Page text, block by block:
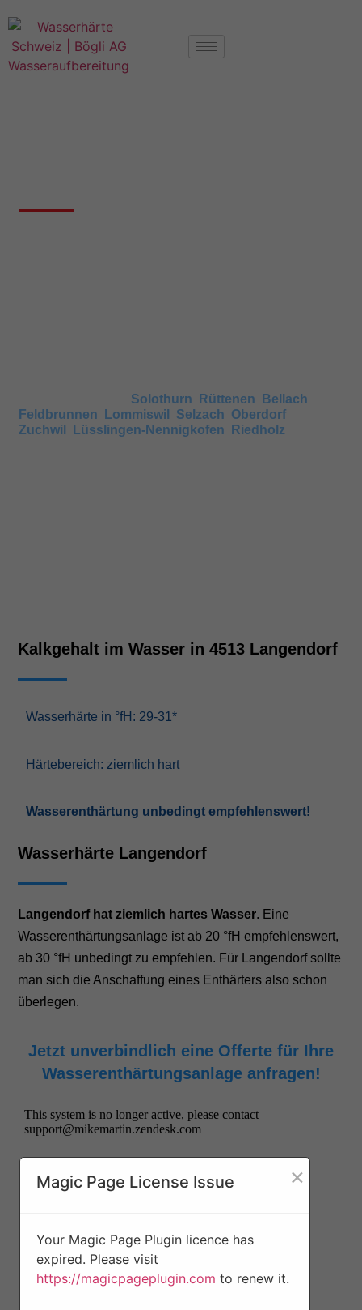
Solothurn Rüttenen Bellach
Feldbrunnen
Lommiswil Selzach Oberdorf
Zuchwil
Lüsslingen-Nennigkofen Riedholz
Kalkgehalt im Wasser in 4513 Langendorf
Wasserhärte in °fH: 29-31*
Härtebereich: ziemlich hart
Wasserenthärtung unbedingt empfehlenswert!
Wasserhärte Langendorf
Langendorf hat ziemlich hartes Wasser. Eine
Wasserenthärtungsanlage ist ab 20 °fH empfehlenswert,
ab 30 °fH unbedingt zu empfehlen. Für Langendorf sollte
man sich die Anschaffung eines Enthärters also schon
überlegen.
Jetzt unverbindlich eine Offerte für Ihre
Wasserenthärtungsanlage anfragen!
Magic Page License Issue ×
Your Magic Page Plugin licence has
expired. Please visit
https://magicpageplugin.com to renew it.